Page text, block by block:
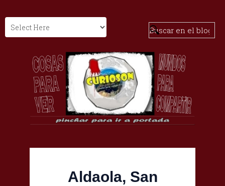
Aldaola, San